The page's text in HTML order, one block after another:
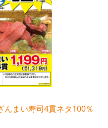
まい寿司4貫ネタ100％